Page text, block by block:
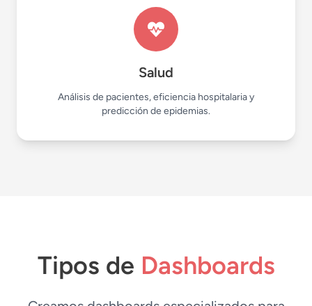
Salud
Análisis de pacientes, eficiencia hospitalaria y
predicción de epidemias.
Tipos de Dashboards